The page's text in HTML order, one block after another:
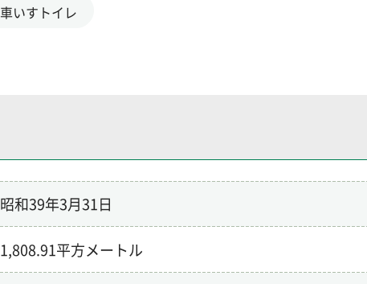
車いすトイレ
昭和39年3月31日
1,808.91平方メートル